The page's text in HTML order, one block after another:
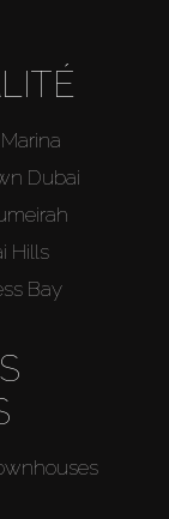
Dubai
Hills
Bay